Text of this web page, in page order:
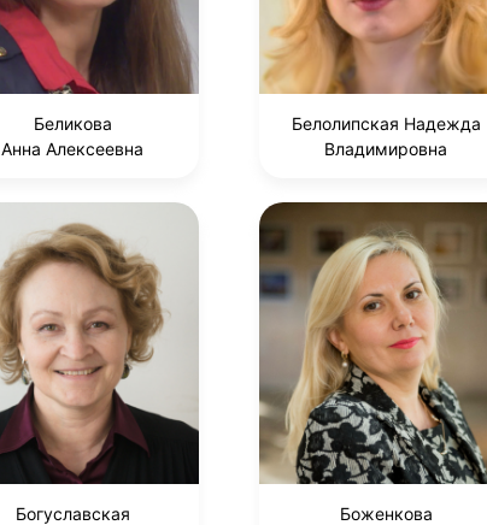
Беликова
Анна Алексеевна
Белолипская Надежда
Владимировна
Богуславская
Боженкова